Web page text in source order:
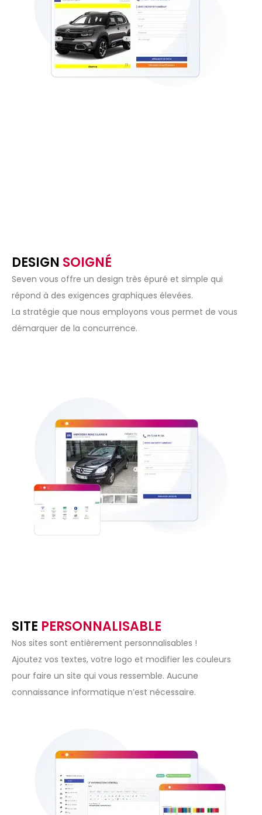
DESIGN SOIGNÉ
Seven vous offre un design très épuré et simple qui
répond à des exigences graphiques élevées.
La stratégie que nous employons vous permet de vous
démarquer de la concurrence.
SITE PERSONNALISABLE
Nos sites sont entièrement personnalisables !
Ajoutez vos textes, votre logo et modifier les couleurs
pour faire un site qui vous ressemble. Aucune
connaissance informatique n’est nécessaire.